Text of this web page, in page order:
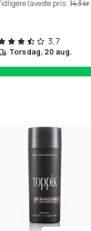
laveste pris: 143 kr
3,7
torsdag, 20 aug.